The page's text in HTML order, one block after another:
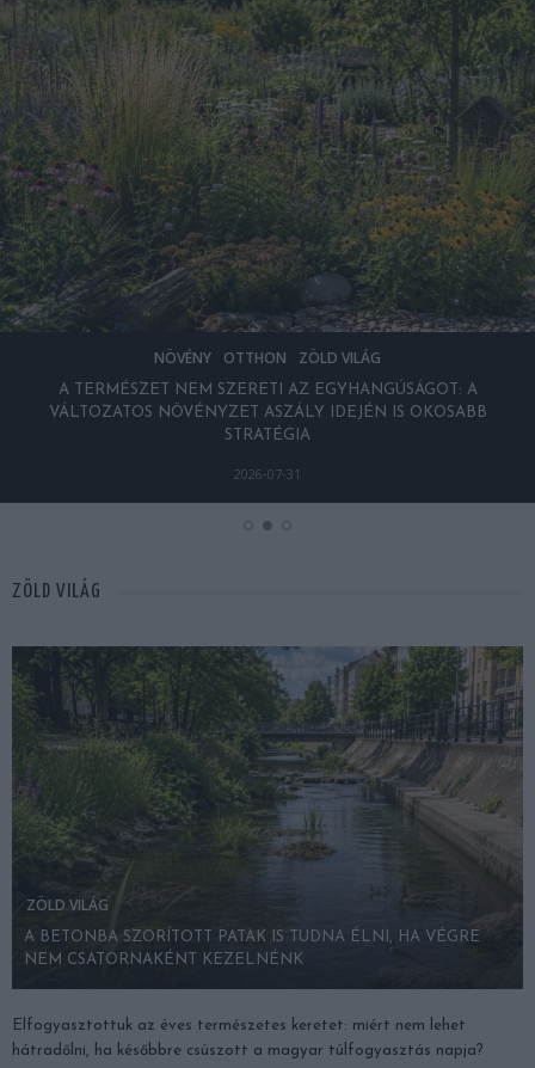
A
IDEJÉN IS OKOSABB
A TUDÓSOK 262 ÚJ FAJT
FINOMAN JELEZTE: KORAI MÉG
ZÖLD VILÁG
ZÖLD VILÁG
A BETONBA SZORÍTOTT PATAK IS TUDNA ÉLNI, HA VÉGRE
NEM CSATORNAKÉNT KEZELNÉNK
Elfogyasztottuk az éves természetes keretet: miért nem lehet
hátradőlni, ha későbbre csúszott a magyar túlfogyasztás napja?